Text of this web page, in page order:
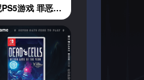
索尼PS5游戏 罪恶王权 中文